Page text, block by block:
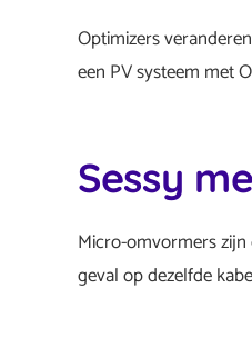
Optimizers
een PV systeem met
Sessy
Micro-omvormers zijn
geval op dezelfde